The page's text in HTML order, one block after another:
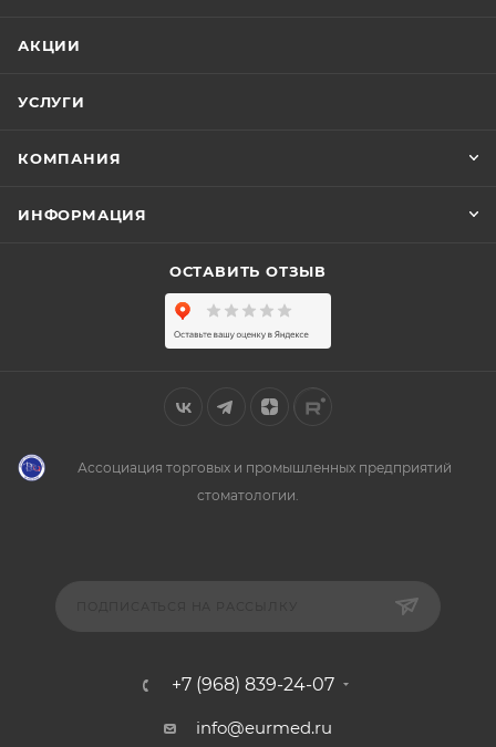
АКЦИИ
УСЛУГИ
КОМПАНИЯ
ИНФОРМАЦИЯ
ОСТАВИТЬ ОТЗЫВ
Ассоциация торговых и промышленных предприятий
стоматологии.
+7 (968) 839-24-07
info@eurmed.ru